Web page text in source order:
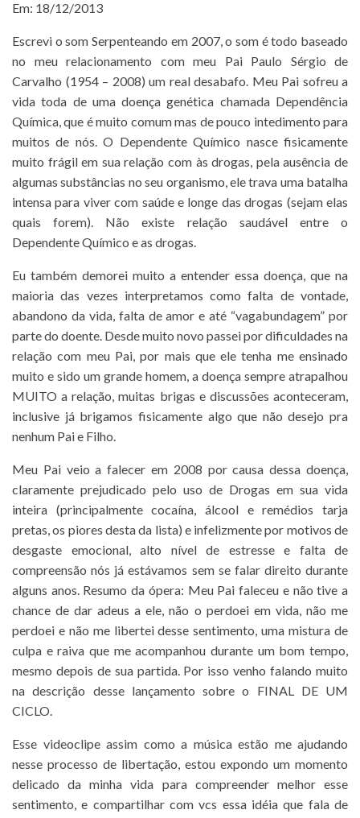
Em: 18/12/2013
Escrevi o som Serpenteando em 2007, o som é todo baseado
no meu relacionamento com meu Pai Paulo Sérgio de
Carvalho (1954 – 2008) um real desabafo. Meu Pai sofreu a
vida toda de uma doença genética chamada Dependência
Química, que é muito comum mas de pouco intedimento para
muitos de nós. O Dependente Químico nasce fisicamente
muito frágil em sua relação com às drogas, pela ausência de
algumas substâncias no seu organismo, ele trava uma batalha
intensa para viver com saúde e longe das drogas (sejam elas
quais forem). Não existe relação saudável entre o
Dependente Químico e as drogas.
Eu também demorei muito a entender essa doença, que na
maioria das vezes interpretamos como falta de vontade,
abandono da vida, falta de amor e até “vagabundagem” por
parte do doente. Desde muito novo passei por dificuldades na
relação com meu Pai, por mais que ele tenha me ensinado
muito e sido um grande homem, a doença sempre atrapalhou
MUITO a relação, muitas brigas e discussões aconteceram,
inclusive já brigamos fisicamente algo que não desejo pra
nenhum Pai e Filho.
Meu Pai veio a falecer em 2008 por causa dessa doença,
claramente prejudicado pelo uso de Drogas em sua vida
inteira (principalmente cocaína, álcool e remédios tarja
pretas, os piores desta da lista) e infelizmente por motivos de
desgaste emocional, alto nível de estresse e falta de
compreensão nós já estávamos sem se falar direito durante
alguns anos. Resumo da ópera: Meu Pai faleceu e não tive a
chance de dar adeus a ele, não o perdoei em vida, não me
perdoei e não me libertei desse sentimento, uma mistura de
culpa e raiva que me acompanhou durante um bom tempo,
mesmo depois de sua partida. Por isso venho falando muito
na descrição desse lançamento sobre o FINAL DE UM
CICLO.
Esse videoclipe assim como a música estão me ajudando
nesse processo de libertação, estou expondo um momento
delicado da minha vida para compreender melhor esse
sentimento, e compartilhar com vcs essa idéia que fala de